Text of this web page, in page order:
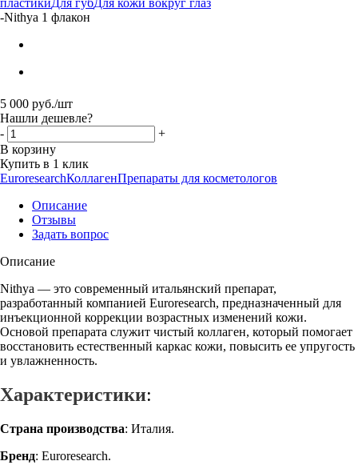
-Nithya 1 флакон
5 000 руб./шт
Нашли дешевле?
-
+
В корзину
Купить в 1 клик
EuroresearchКоллагенПрепараты для косметологов
Описание
Отзывы
Задать вопрос
Описание
Nithya — это современный итальянский препарат,
разработанный компанией Euroresearch, предназначенный для
инъекционной коррекции возрастных изменений кожи.
Основой препарата служит чистый коллаген, который помогает
восстановить естественный каркас кожи, повысить ее упругость
и увлажненность.
Характеристики:
Страна производства: Италия.
Бренд: Euroresearch.